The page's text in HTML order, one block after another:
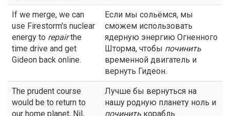
If we merge, we can
use Firestorm's nuclear
energy to repairthe
time drive and get
Gideon back online.
Если мы сольёмся, мы
сможем использовать
ядерную энергию Огненного
Шторма, чтобы починить
временной двигатель и
вернуть Гидеон.
The prudent course
would be to return to
our home planet, Nil,
Лучше бы вернуться на
нашу родную планету ноль и
починить корабль.